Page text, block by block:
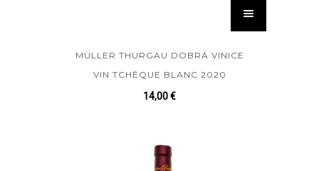
MÜLLER THURGAU DOBRÁ VINICE
VIN TCHÈQUE BLANC 2020
14,00€